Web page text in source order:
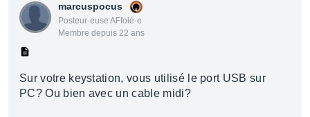
marcuspocus
Posteur·euse AFfolé·e
Membre depuis 22 ans
Sur votre keystation, vous utilisé le port USB sur
PC? Ou bien avec un cable midi?